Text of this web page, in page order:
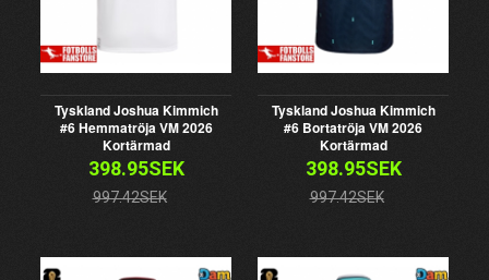
Tyskland Joshua Kimmich
#6 Hemmatröja VM 2026
Kortärmad
398.95SEK
997.42SEK
Tyskland Joshua Kimmich
#6 Bortatröja VM 2026
Kortärmad
398.95SEK
997.42SEK